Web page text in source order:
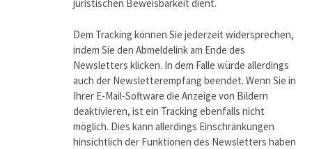
juristischen Beweisbarkeit dient.
Dem Tracking können Sie jederzeit widersprechen,
indem Sie den Abmeldelink am Ende des
Newsletters klicken. In dem Falle würde allerdings
auch der Newsletterempfang beendet. Wenn Sie in
Ihrer E-Mail-Software die Anzeige von Bildern
deaktivieren, ist ein Tracking ebenfalls nicht
möglich. Dies kann allerdings Einschränkungen
hinsichtlich der Funktionen des Newsletters haben